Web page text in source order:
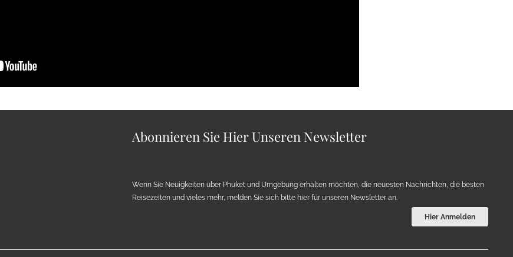
Abonnieren Sie Hier Unseren Newsletter
Wenn Sie Neuigkeiten über Phuket und Umgebung erhalten möchten, die neuesten Nachrichten, die besten
Reisezeiten und vieles mehr, melden Sie sich bitte hier für unseren Newsletter an.
Hier Anmelden